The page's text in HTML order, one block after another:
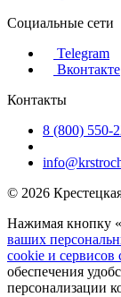
Социальные сети
Telegram
Вконтакте
Контакты
8 (800) 550-
© 2026
Нажимая кнопку
ваших
cookie и сервисов
обеспечения
персонализации